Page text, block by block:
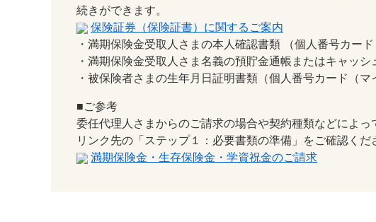
続きができます。
保険証券（保険証書）に関するご案内
・満期保険金受取人さまの本人確認書類 （個人番号カー
・満期保険金受取人さま名義の預貯金通帳またはキャッシ
・被保険者さまの生年月日証明書類（個人番号カード（
■ご参考
委任代理人さまからのご請求の場合や契約種類などによ
リンク先の「ステップ１：必要書類の準備」をご確認くだ
満期保険金・生存保険金・学資祝金のご請求